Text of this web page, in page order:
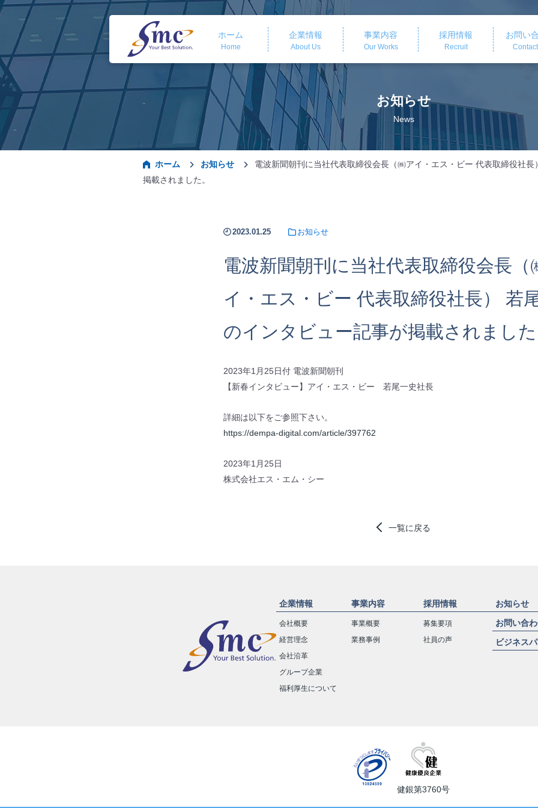
ホーム
Home
企業情報
About Us
事業内容
Our Works
採用情報
Recruit
お問い
お知らせ
News
ホーム お知らせ
電波新聞朝刊に当社代表取締役会長（㈱アイ・エス・ビー 代表取締役社
掲載されました。
2023.01.25 お知らせ
電波新聞朝刊に当社代表取締役会長（
イ・エス・ビー 代表取締役社長） 若
のインタビュー記事が掲載されました
2023年1月25日付 電波新聞朝刊
【新春インタビュー】アイ・エス・ビー 若尾一史社長
詳細は以下をご参照下さい。
https://dempa-digital.com/article/397762
2023年1月25日
株式会社エス・エム・シー
一覧に戻る
企業情報
会社概要
経営理念
会社沿革
グループ企業
福利厚生について
事業内容
事業概要
業務事例
採用情報
募集要項
社員の声
お知らせ
お問い合
ビジネス
健銀第3760号